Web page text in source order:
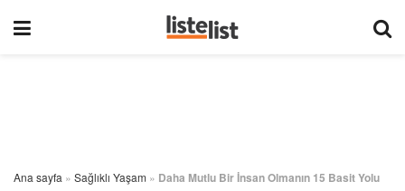
Ana sayfa » Sağlıklı Yaşam » Daha Mutlu Bir İnsan Olmanın 15 Basit Yolu